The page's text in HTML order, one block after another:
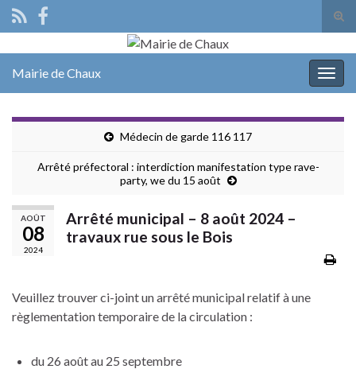
Search for:
Mairie de Chaux
Médecin de garde 116 117
Arrêté préfectoral : interdiction manifestation type rave-
party, we du 15 août
AOÛT
08
2024
Arrêté municipal – 8 août 2024 –
travaux rue sous le Bois
Veuillez trouver ci-joint un arrêté municipal relatif à une
règlementation temporaire de la circulation :
du 26 août au 25 septembre